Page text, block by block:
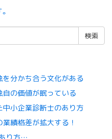
を分かち合う文化がある
自の価値が眠っている
小企業診断士のあり方
績格差が拡大する！